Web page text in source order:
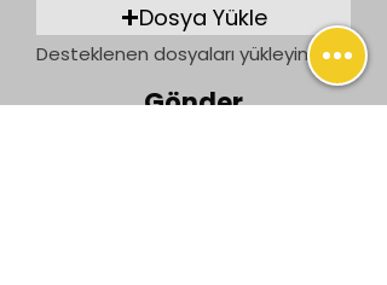
Dosya Yükle
Desteklenen dosyaları yükleyin (En fazla 15 MB)
Gönder